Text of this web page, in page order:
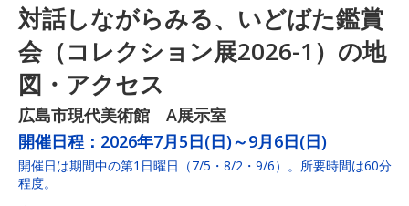
対話しながらみる、いどばた鑑賞
会（コレクション展2026-1）の地
図・アクセス
広島市現代美術館 A展示室
開催日程： 2026年7月5日(日)～9月6日(日)
開催日は期間中の第1日曜日（7/5・8/2・9/6）。所要時間は60分
程度。